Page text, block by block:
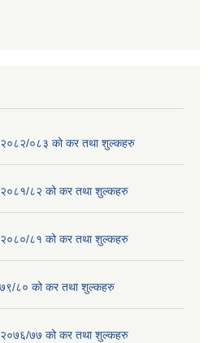
२०८२/०८३ को कर तथा शुल्कहरु
२०८१/८२ को कर तथा शुल्कहरु
२०८०/८१ को कर तथा शुल्कहरु
८० को कर तथा शुल्कहरु
२०७६/७७ को कर तथा शुल्कहरु